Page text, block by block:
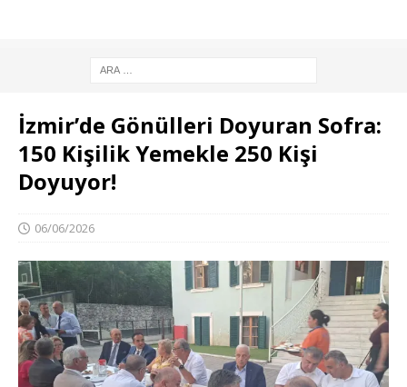
İzmir’de Gönülleri Doyuran Sofra:
150 Kişilik Yemekle 250 Kişi
Doyuyor!
06/06/2026